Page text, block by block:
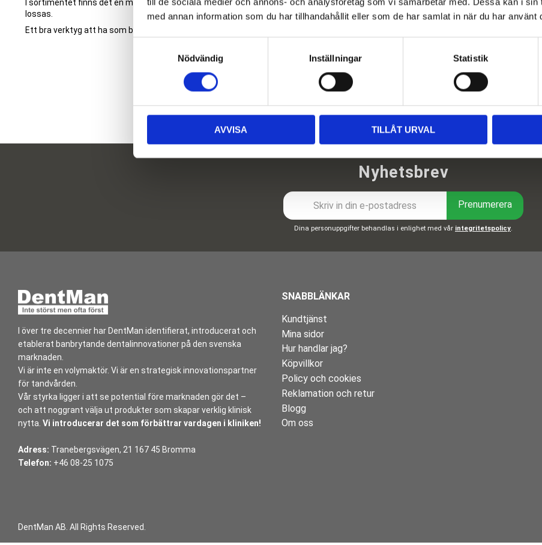
med annan information som du har tillhandahållit eller som de har samlat in när du har använt
e
s
Nödvändig Inställningar Statistik
AVVISA TILLÅT URVAL
I sortimentet finns det en momentnyckel som gör att rätt kraft används när implantat ska
lossas.
Ett bra verktyg att ha som back-up!
Nyhetsbrev
Prenumerera
Dina personuppgifter behandlas i enlighet med vår integritetspolicy.
I över tre decennier har DentMan identifierat, introducerat och
etablerat banbrytande dentalinnovationer på den svenska
marknaden.
Vi är inte en volymaktör. Vi är en strategisk innovationspartner
för tandvården.
Vår styrka ligger i att se potential före marknaden gör det –
och att noggrant välja ut produkter som skapar verklig klinisk
nytta.Vi introducerar det som förbättrar vardagen i kliniken!
Adress: Tranebergsvägen, 21 167 45 Bromma
Telefon: +46 08-25 1075
SNABBLÄNKAR
Kundtjänst
Mina sidor
Hur handlar jag?
Köpvillkor
Policy och cookies
Reklamation och retur
Blogg
Om oss
DentMan AB. All Rights Reserved.